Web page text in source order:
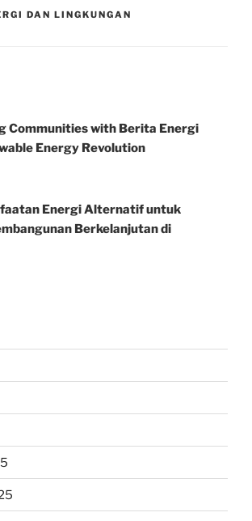
DAN LINGKUNGAN
Communities with Berita Energi
Energy Revolution
Energi Alternatif untuk
Berkelanjutan di